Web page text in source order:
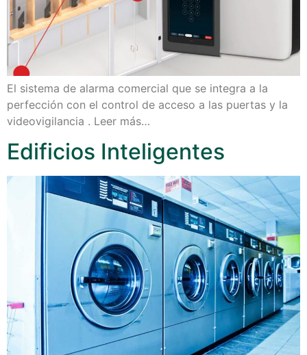
El sistema de alarma comercial que se integra a la
perfección con el control de acceso a las puertas y la
videovigilancia . Leer más…
Edificios Inteligentes